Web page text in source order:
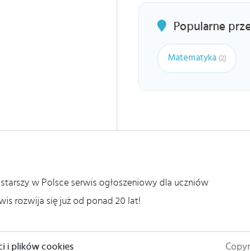
Popularne
Matematyka (2)
w Polsce serwis ogłoszeniowy dla uczniów
rozwija się już od ponad 20 lat!
i plików cookies